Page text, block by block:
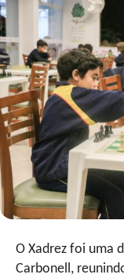
O Xadrez foi uma
Carbonell,